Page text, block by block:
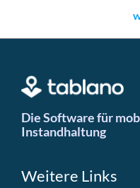
Die Software für
Instandhaltung
Weitere Links